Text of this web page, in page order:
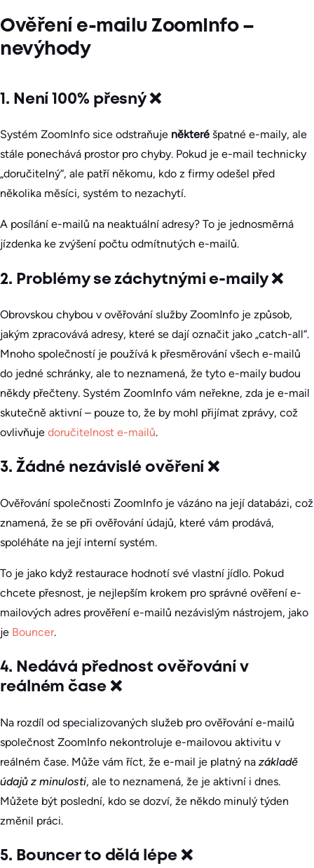
Ověření e-mailu ZoomInfo –
nevýhody
1. Není 100% přesný ❌
Systém ZoomInfo sice odstraňuje některé špatné e-maily, ale
stále ponechává prostor pro chyby. Pokud je e-mail technicky
„doručitelný“, ale patří někomu, kdo z firmy odešel před
několika měsíci, systém to nezachytí.
A posílání e-mailů na neaktuální adresy? To je jednosměrná
jízdenka ke zvýšení počtu odmítnutých e-mailů.
2. Problémy se záchytnými e-maily ❌
Obrovskou chybou v ověřování služby ZoomInfo je způsob,
jakým zpracovává adresy, které se dají označit jako „catch-all“.
Mnoho společností je používá k přesměrování všech e-mailů
do jedné schránky, ale to neznamená, že tyto e-maily budou
někdy přečteny. Systém ZoomInfo vám neřekne, zda je e-mail
skutečně aktivní – pouze to, že by mohl přijímat zprávy, což
ovlivňuje doručitelnost e-mailů.
3. Žádné nezávislé ověření ❌
Ověřování společnosti ZoomInfo je vázáno na její databázi, což
znamená, že se při ověřování údajů, které vám prodává,
spoléháte na její interní systém.
To je jako když restaurace hodnotí své vlastní jídlo. Pokud
chcete přesnost, je nejlepším krokem pro správné ověření e-
mailových adres prověření e-mailů nezávislým nástrojem, jako
je Bouncer.
4. Nedává přednost ověřování v
reálném čase ❌
Na rozdíl od specializovaných služeb pro ověřování e-mailů
společnost ZoomInfo nekontroluje e-mailovou aktivitu v
reálném čase. Může vám říct, že e-mail je platný na základě
údajů z minulosti, ale to neznamená, že je aktivní i dnes.
Můžete být poslední, kdo se dozví, že někdo minulý týden
změnil práci.
5. Bouncer to dělá lépe ❌